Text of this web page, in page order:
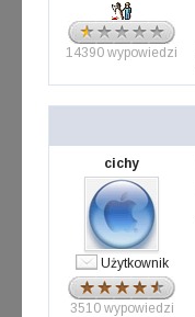
14390 wypowiedzi
cichy
Użytkownik
3510 wypowiedzi